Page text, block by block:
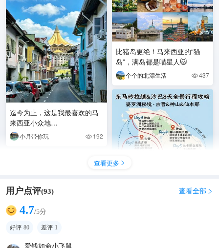
迄今为止，这是我最喜欢的马
来西亚小众地…
小月带你玩  192
比猪岛更绝！马来西亚的“猫
岛”，满岛都是喵星人🐱
个个的北漂生活 437
查看更多 
用户点评(93) 查看全部 
4.7/5分
好评 80 差评 1
爱钱如命小飞鼠